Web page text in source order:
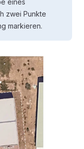
eines
zwei Punkte
markieren.